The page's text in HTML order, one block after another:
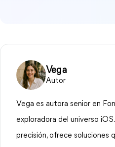
Vega
Autor
Vega es autora senior en
exploradora del universo
precisión, ofrece soluciones